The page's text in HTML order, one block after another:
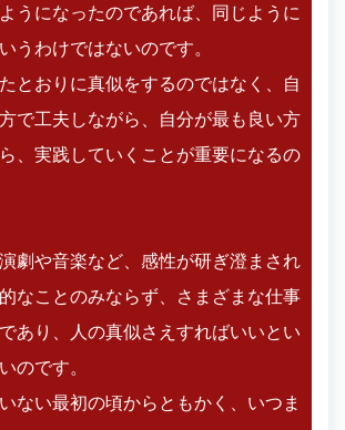
うになったのであれば、同じように
うわけではないのです。
とおりに真似をするのではなく、自
で工夫しながら、自分が最も良い方
、実践していくことが重要になるの
劇や音楽など、感性が研ぎ澄まされ
なことのみならず、さまざまな仕事
あり、人の真似さえすればいいとい
のです。
ない最初の頃からともかく、いつま